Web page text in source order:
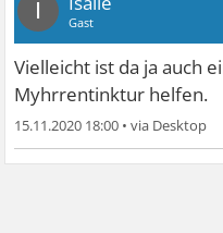
I Gast
Vielleicht ist da ja auch
Myhrrentinktur helfen.
15.11.2020 18:00 •